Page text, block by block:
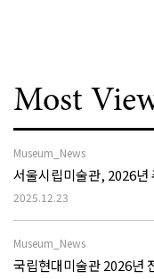
Most
Museum_News
서울시립미술관, 2026년
2025.12.23
Museum_News
국립현대미술관 2026년